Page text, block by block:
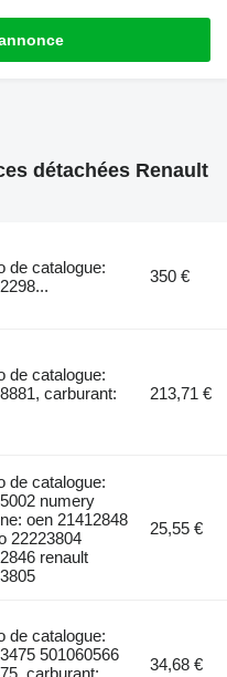
détachées Renault
de catalogue:
350 €
de catalogue:
carburant:
213,71 €
de catalogue:
numery
oen 21412848
22223804
renault
25,55 €
de catalogue:
501060566
34,68 €